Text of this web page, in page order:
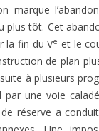
marque
plus tôt. Cet
la fin du Ve et le
de plan
à plusieurs
une voie
réserve a